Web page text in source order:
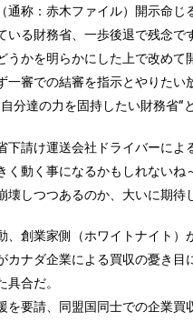
通称：赤木ファイル）開示命じ
いる財務省、一歩後退で残念で
かを明らかにした上で改めて
審での結審を指示とやりたい
分達の力を固持したい財務省”
下請け運送会社ドライバーに
く動く事になるかもしれないね
壊しつつあるのか、大いに期待
創業家側（ホワイトナイト）
カナダ企業による買収の憂き
合だ。
を要請、同盟国同士での企業